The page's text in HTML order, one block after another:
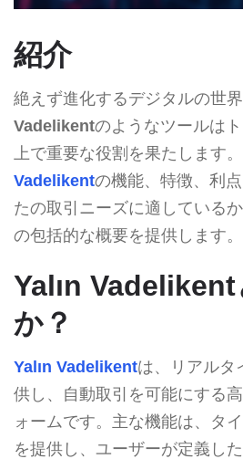
紹介
絶えず進化するデジタルの世界
Vadelikentのようなツールは
上で重要な役割を果たします
Vadelikentの機能、特徴、利
たの取引ニーズに適している
の包括的な概要を提供します。
Yalın
か？
Yalın Vadelikentは、リアルタ
供し、自動取引を可能にする
ォームです。主な機能は、タ
を提供し、ユーザーが定義し